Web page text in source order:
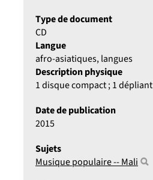
Type de document
CD
Langue
afro-asiatiques, langues
Description physique
1 disque compact ; 1 dépliant
Date de publication
2015
Sujets
Musique populaire -- Mali